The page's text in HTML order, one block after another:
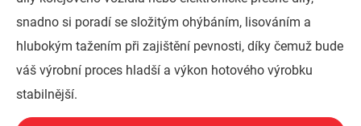
snadno si poradí se složitým ohýbáním, lisováním a
hlubokým tažením při zajištění pevnosti, díky čemuž bude
váš výrobní proces hladší a výkon hotového výrobku
stabilnější.